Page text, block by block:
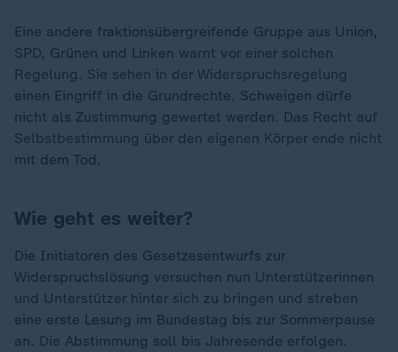
Eine andere fraktionsübergreifende Gruppe aus Union,
SPD, Grünen und Linken warnt vor einer solchen
Regelung. Sie sehen in der Widerspruchsregelung
einen Eingriff in die Grundrechte. Schweigen dürfe
nicht als Zustimmung gewertet werden. Das Recht auf
Selbstbestimmung über den eigenen Körper ende nicht
mit dem Tod.
Wie geht es weiter?
Die Initiatoren des Gesetzesentwurfs zur
Widerspruchslösung versuchen nun Unterstützerinnen
und Unterstützer hinter sich zu bringen und streben
eine erste Lesung im Bundestag bis zur Sommerpause
an. Die Abstimmung soll bis Jahresende erfolgen.